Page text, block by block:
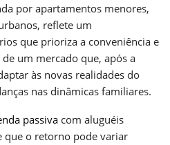
por apartamentos menores,
reflete um
que prioriza a conveniência e
um mercado que, após a
às novas realidades do
nas dinâmicas familiares.
passiva com aluguéis
que o retorno pode variar